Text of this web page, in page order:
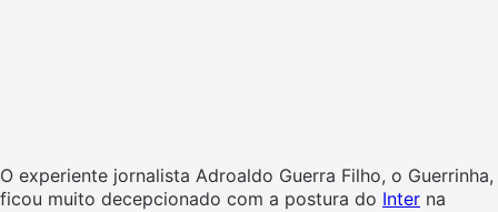
O experiente jornalista Adroaldo Guerra Filho, o Guerrinha,
ficou muito decepcionado com a postura do Inter na